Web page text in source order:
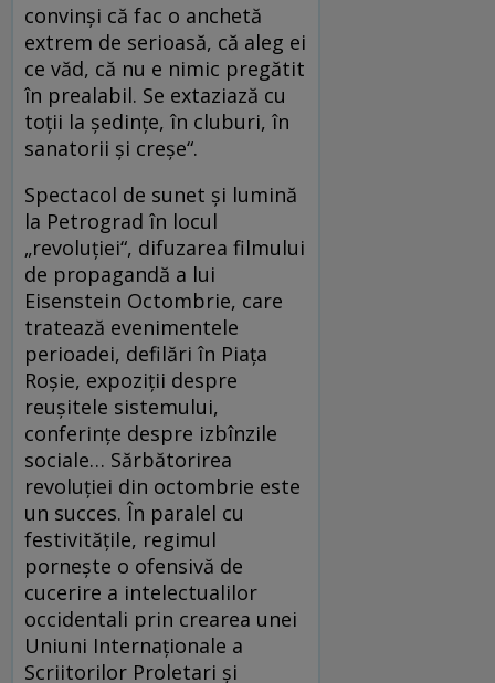
convinși că fac o anchetă
extrem de serioasă, că aleg ei
ce văd, că nu e nimic pregătit
în prealabil. Se extaziază cu
toții la ședințe, în cluburi, în
sanatorii și creșe“.
Spectacol de sunet și lumină
la Petrograd în locul
„revoluției“, difuzarea filmului
de propagandă a lui
Eisenstein Octombrie, care
tratează evenimentele
perioadei, defilări în Piața
Roșie, expoziții despre
reușitele sistemului,
conferințe despre izbînzile
sociale… Sărbătorirea
revoluției din octombrie este
un succes. În paralel cu
festivitățile, regimul
pornește o ofensivă de
cucerire a intelectualilor
occidentali prin crearea unei
Uniuni Internaționale a
Scriitorilor Proletari și